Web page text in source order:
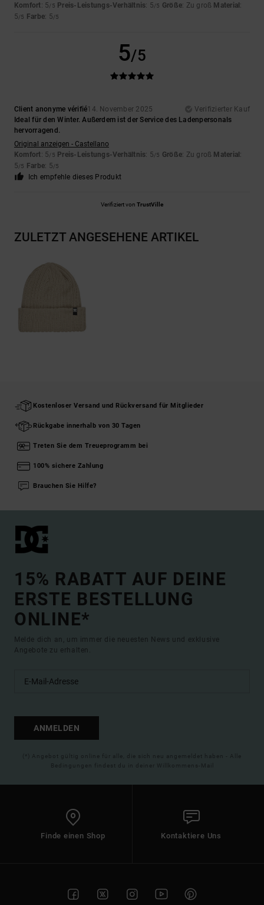
Komfort: 5/5 Preis-Leistungs-Verhältnis: 5/5 Größe: Zu groß Material :
5/5 Farbe: 5/5
5/5
Client anonyme vérifié14. November 2025
Verifizierter Kauf
Ideal für den Winter. Außerdem ist der Service des Ladenpersonals
hervorragend.
Original anzeigen - Castellano
Komfort: 5/5 Preis-Leistungs-Verhältnis: 5/5 Größe: Zu groß Material :
5/5 Farbe: 5/5
Ich empfehle dieses Produkt
Verifiziert von TrustVille
ZULETZT ANGESEHENE ARTIKEL
Kostenloser Versand und Rückversand für Mitglieder
Rückgabe innerhalb von 30 Tagen
Treten Sie dem Treueprogramm bei
100% sichere Zahlung
Brauchen Sie Hilfe?
15% RABATT AUF DEINE
ERSTE BESTELLUNG
ONLINE*
Melde dich an, um immer die neuesten News und exklusive
Angebote zu erhalten.
ANMELDEN
(*) Angebot gültig online für alle, die sich neu angemeldet haben - Alle
Bedingungen findest du in deiner Willkommens-Mail
Finde einen Shop Kontaktiere Uns